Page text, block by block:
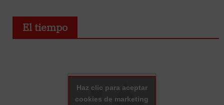
El tiempo
Haz clic para aceptar
cookies de marketing